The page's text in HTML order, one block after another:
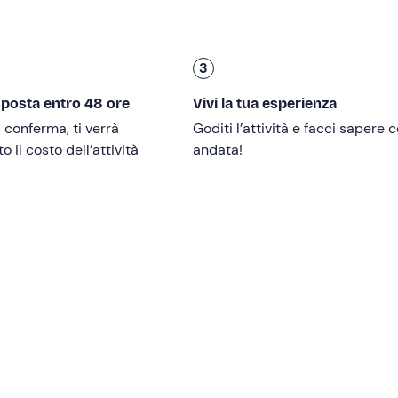
a Sorrento.
ma dovrai comunicare la loro presenza una volta
5€ a persona
entro 48 ore
conferma, ti verrà
il costo dell’attività
3
Vivi la tua esperienza
Goditi l’attività e facci sapere
andata!